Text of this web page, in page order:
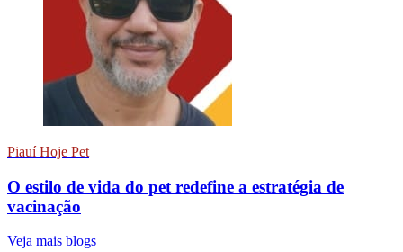
Piauí Hoje Pet
O estilo de vida do pet redefine a estratégia de
vacinação
Veja mais blogs